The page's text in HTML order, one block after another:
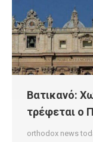
Βατικανό:
τρέφεται ο
orthodox news